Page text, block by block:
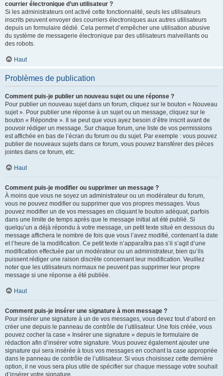
courrier électronique d’un utilisateur ?
Si les administrateurs ont activé cette fonctionnalité, seuls les utilisateurs
inscrits peuvent envoyer des courriers électroniques aux autres utilisateurs
depuis un formulaire dédié. Cela permet d’empêcher une utilisation abusive
du système de messagerie électronique par des utilisateurs malveillants ou
des robots.
Haut
Problèmes de publication
Comment puis-je publier un nouveau sujet ou une réponse ?
Pour publier un nouveau sujet dans un forum, cliquez sur le bouton « Nouveau
sujet ». Pour publier une réponse à un sujet ou un message, cliquez sur le
bouton « Répondre ». Il se peut que vous ayez besoin d’être inscrit avant de
pouvoir rédiger un message. Sur chaque forum, une liste de vos permissions
est affichée en bas de l’écran du forum ou du sujet. Par exemple : vous pouvez
publier de nouveaux sujets dans ce forum, vous pouvez transférer des pièces
jointes dans ce forum, etc.
Haut
Comment puis-je modifier ou supprimer un message ?
À moins que vous ne soyez un administrateur ou un modérateur du forum,
vous ne pouvez modifier ou supprimer que vos propres messages. Vous
pouvez modifier un de vos messages en cliquant le bouton adéquat, parfois
dans une limite de temps après que le message initial ait été publié. Si
quelqu’un a déjà répondu à votre message, un petit texte situé en dessous du
message affichera le nombre de fois que vous l’avez modifié, contenant la date
et l’heure de la modification. Ce petit texte n’apparaîtra pas s’il s’agit d’une
modification effectuée par un modérateur ou un administrateur, bien qu’ils
puissent rédiger une raison discrète concernant leur modification. Veuillez
noter que les utilisateurs normaux ne peuvent pas supprimer leur propre
message si une réponse a été publiée.
Haut
Comment puis-je insérer une signature à mon message ?
Pour insérer une signature à un de vos messages, vous devez tout d’abord en
créer une depuis le panneau de contrôle de l’utilisateur. Une fois créée, vous
pouvez cocher la case « Insérer une signature » depuis le formulaire de
rédaction afin d’insérer votre signature. Vous pouvez également ajouter une
signature qui sera insérée à tous vos messages en cochant la case appropriée
dans le panneau de contrôle de l’utilisateur. Si vous choisissez cette dernière
option, il ne vous sera plus utile de spécifier sur chaque message votre souhait
d’insérer votre signature.